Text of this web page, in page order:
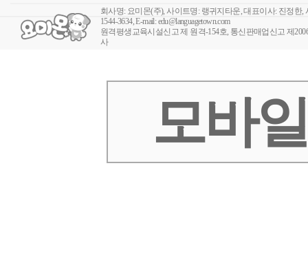
회사명: 요미몬(주), 사이트명: 랭귀지타운, 대표이사: 진정한,
1544-3634, E-mail:edu@languagetown.com
원격평생교육시설신고 제 원격-154호, 통신판매업신고 제
사
모바